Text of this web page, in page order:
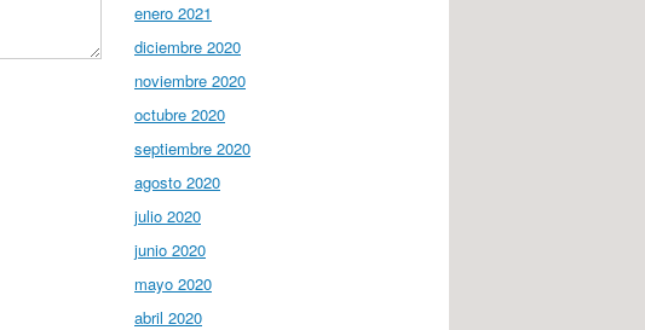
enero 2021
diciembre 2020
noviembre 2020
octubre 2020
septiembre 2020
agosto 2020
julio 2020
junio 2020
mayo 2020
abril 2020